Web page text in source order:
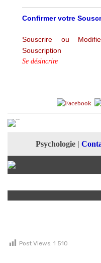
Confirmer votre
Souscrire ou
Souscription
Se désincrire
Psychologie|
Post Views: 1 510